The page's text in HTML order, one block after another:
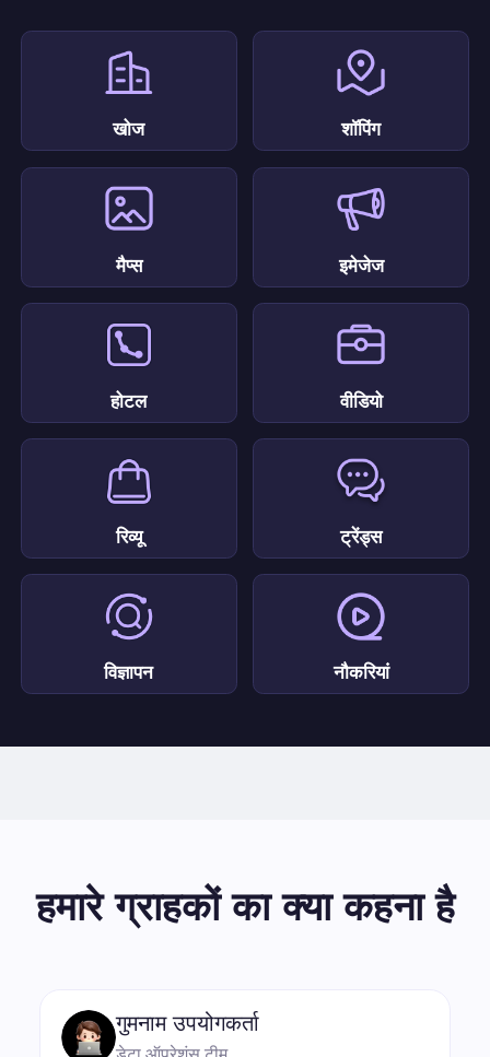
खोज शॉपिंग
मैप्स इमेजेज
होटल वीडियो
रिव्यू ट्रेंड्स
विज्ञापन नौकरियां
हमारे ग्राहकों का क्या कहना है
गुमनाम उपयोगकर्ता